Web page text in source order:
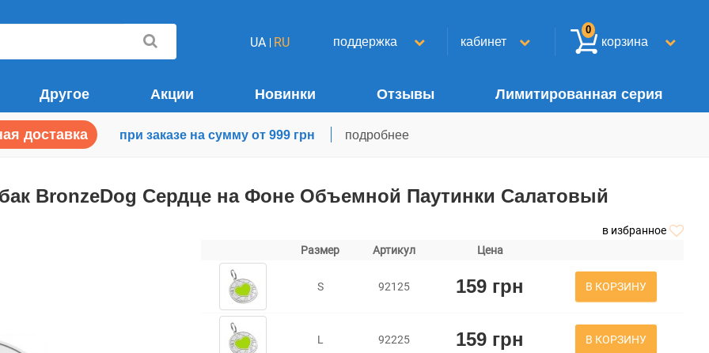
UA RU поддержка кабинет корзина
0
Другое Акции Новинки Отзывы Лимитированная серия
доставка при заказе на сумму от 999 грн подробнее
BronzeDog Сердце на Фоне Объемной Паутинки Салатовый
в избранное
Размер Артикул Цена
S 92125 159 грн В КОРЗИНУ
L 92225 159 грн В КОРЗИНУ